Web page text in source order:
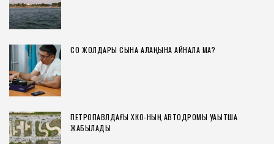
СҚО ЖОЛДАРЫ СЫНАҚ АЛАҢЫНА АЙНАЛА МА?
ПЕТРОПАВЛДАҒЫ ХҚКО-НЫҢ АВТОДРОМЫ УАҚЫТША
ЖАБЫЛАДЫ